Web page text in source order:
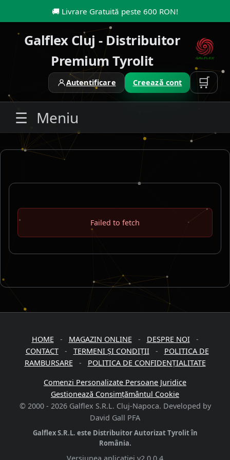
🚚 Livrare Gratuită peste 600 RON!
Galflex Cluj - Distribuitor
Premium Tyrolit
Autentificare Creează cont 🛒
☰ Meniu
Failed to fetch
HOME- MAGAZIN ONLINE- DESPRE NOI-
CONTACT- TERMENI ȘI CONDIȚII- POLITICA DE
RAMBURSARE- POLITICA DE CONFIDENȚIALITATE
Comenzi Personalizate Persoane Juridice
Gestionează Consimțământul Cookie
© 2000 - 2026 Galflex S.R.L. Cluj-Napoca. Developed by
David Gall PFA
Galflex S.R.L. este Distribuitor Autorizat Tyrolit în
România.